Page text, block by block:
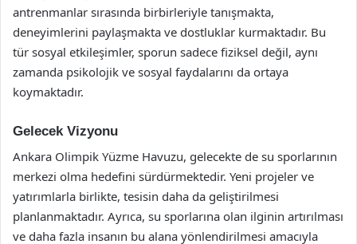
antrenmanlar sırasında birbirleriyle tanışmakta,
deneyimlerini paylaşmakta ve dostluklar kurmaktadır. Bu
tür sosyal etkileşimler, sporun sadece fiziksel değil, aynı
zamanda psikolojik ve sosyal faydalarını da ortaya
koymaktadır.
Gelecek Vizyonu
Ankara Olimpik Yüzme Havuzu, gelecekte de su sporlarının
merkezi olma hedefini sürdürmektedir. Yeni projeler ve
yatırımlarla birlikte, tesisin daha da geliştirilmesi
planlanmaktadır. Ayrıca, su sporlarına olan ilginin artırılması
ve daha fazla insanın bu alana yönlendirilmesi amacıyla